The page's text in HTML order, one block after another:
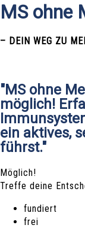
MS ohne
– DEIN WEG ZU
"MS ohne
möglich!
ein aktives,
führst."
Möglich!
Treffe deine
fundiert
frei